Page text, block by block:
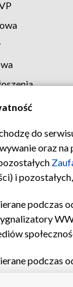
do
oraz na
i
podczas
podczas